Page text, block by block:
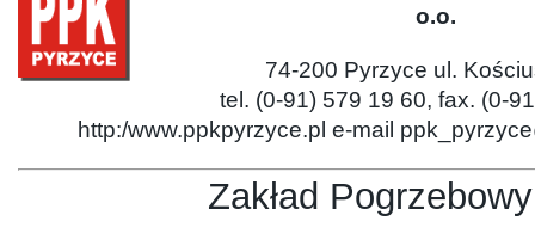
o.o.
74-200 Pyrzyce ul.
tel. (0-91) 579 19 60, fax. (0-
http:/www.ppkpyrzyce.pl e-mail
Zakład Pogrzebowy